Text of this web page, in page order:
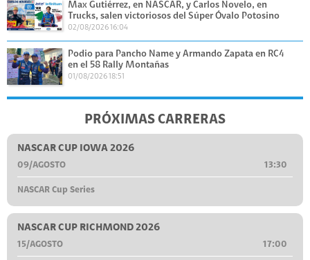
Max Gutiérrez, en NASCAR, y Carlos Novelo, en
Trucks, salen victoriosos del Súper Óvalo Potosino
02/08/2026 16:04
Podio para Pancho Name y Armando Zapata en RC4
en el 58 Rally Montañas
01/08/2026 18:51
PRÓXIMAS CARRERAS
NASCAR CUP IOWA 2026
09/AGOSTO 13:30
NASCAR Cup Series
NASCAR CUP RICHMOND 2026
15/AGOSTO 17:00